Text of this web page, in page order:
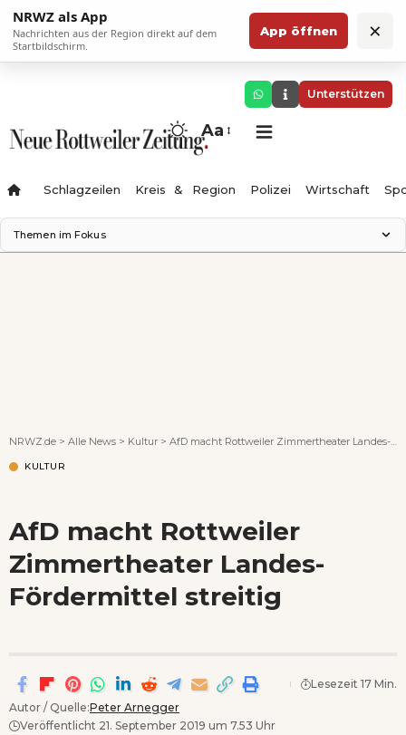
NRWZ als App
Nachrichten aus der Region direkt auf dem
Startbildschirm.
App öffnen ×
Unterstützen
Aa
Schlagzeilen Kreis & Region Polizei Wirtschaft
Themen im Fokus
NRWZ.de > Alle News > Kultur > AfD macht Rottweiler Zimmertheater Landes-Fördermittel streitig
KULTUR
AfD macht Rottweiler
Zimmertheater Landes-
Fördermittel streitig
Autor / Quelle:Peter Arnegger
Veröffentlicht 21. September 2019 um 7.53 Uhr
Lesezeit 17 Min.